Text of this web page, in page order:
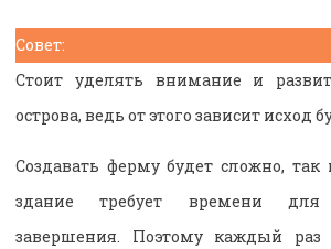
Совет:
Стоит уделять внимание и
острова, ведь от этого зависит исход
Создавать ферму будет сложно, так
здание требует времени для
завершения. Поэтому каждый раз